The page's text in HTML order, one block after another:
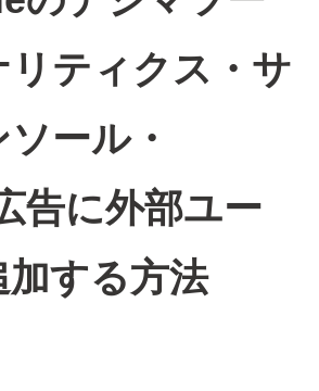
リティクス・サ
ール・
告に外部ユー
する方法